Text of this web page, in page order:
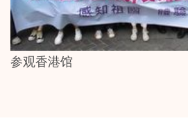
参观香港馆